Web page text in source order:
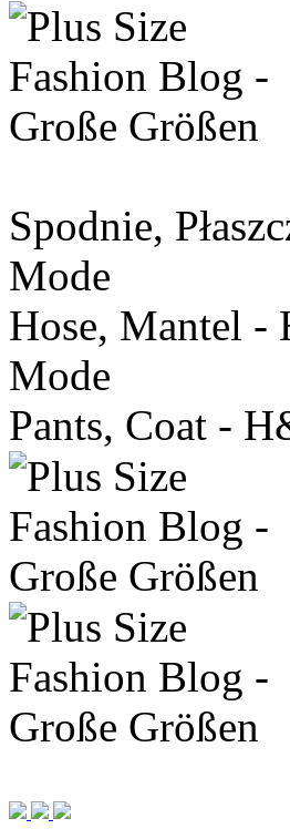
Spodnie,
Mode
Hose, Mantel
Mode
Pants, Coat -